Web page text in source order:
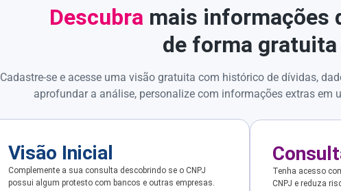
Descubra mais informações
de forma gratuita
Cadastre-se e acesse uma visão gratuita com histórico de dívidas,
aprofundar a análise, personalize com informações extras em
Visão Inicial
Complemente a sua consulta descobrindo se o CNPJ
possui algum protesto com bancos e outras empresas.
Tenha acesso
CNPJ e reduza